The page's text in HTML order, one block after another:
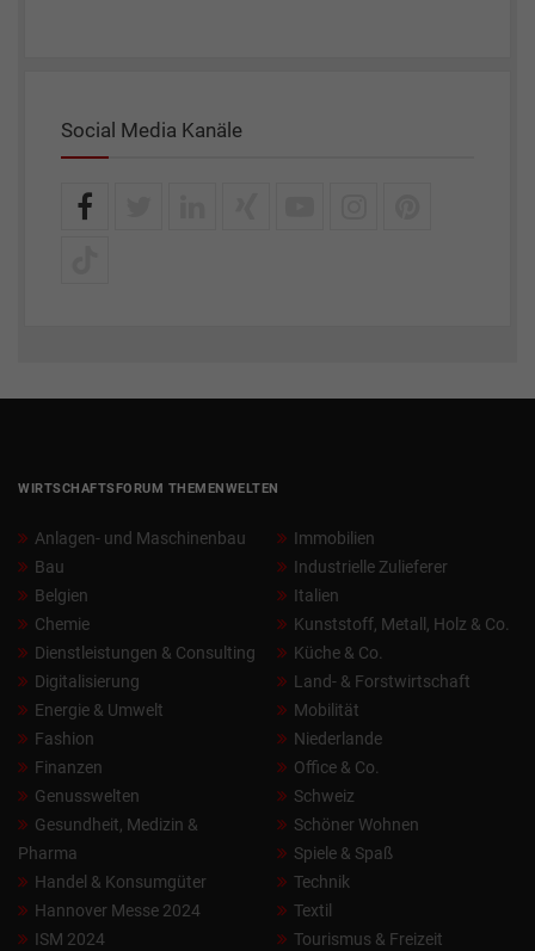
Social Media Kanäle
WIRTSCHAFTSFORUM THEMENWELTEN
Anlagen- und Maschinenbau
Bau
Belgien
Chemie
Dienstleistungen & Consulting
Digitalisierung
Energie & Umwelt
Fashion
Finanzen
Genusswelten
Gesundheit, Medizin &
Pharma
Handel & Konsumgüter
Hannover Messe 2024
ISM 2024
Immobilien
Industrielle Zulieferer
Italien
Kunststoff, Metall, Holz & Co.
Küche & Co.
Land- & Forstwirtschaft
Mobilität
Niederlande
Office & Co.
Schweiz
Schöner Wohnen
Spiele & Spaß
Technik
Textil
Tourismus & Freizeit